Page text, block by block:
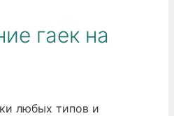
гаек на
любых типов и